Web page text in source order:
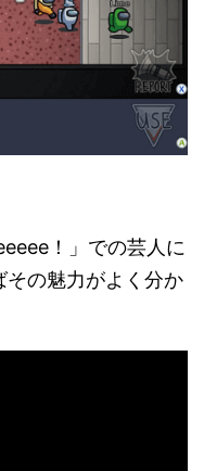
！」での芸人に
その魅力がよく分か